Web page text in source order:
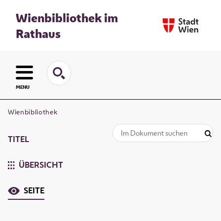
Wienbibliothek im
Rathaus
MENU
Wienbibliothek
TITEL
ÜBERSICHT
SEITE